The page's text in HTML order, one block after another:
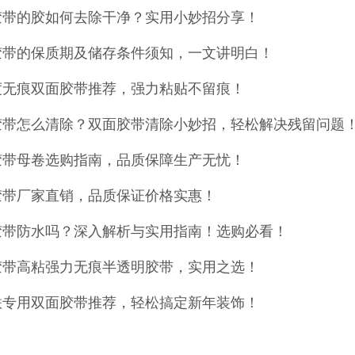
的胶如何去除干净？实用小妙招分享！
的保质期及储存条件须知，一文讲明白！
痕双面胶带推荐，强力粘贴不留痕！
怎么清除？双面胶带清除小妙招，轻松解决残留问题
母卷选购指南，品质保障生产无忧！
厂家直销，品质保证价格实惠！
防水吗？深入解析与实用指南！选购必看！
高粘强力无痕半透明胶带，实用之选！
用双面胶带推荐，轻松搞定新年装饰！